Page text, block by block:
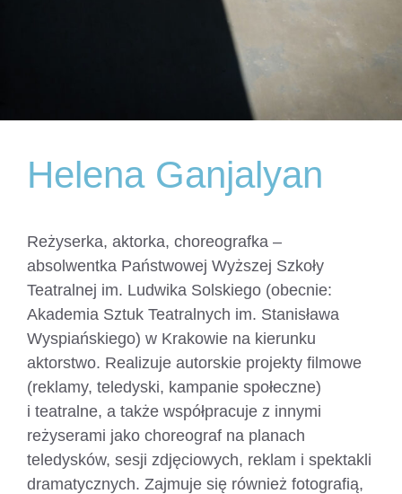
Helena Ganjalyan
Reżyserka, aktorka, choreografka –
absolwentka Państwowej Wyższej Szkoły
Teatralnej im. Ludwika Solskiego (obecnie:
Akademia Sztuk Teatralnych im. Stanisława
Wyspiańskiego) w Krakowie na kierunku
aktorstwo. Realizuje autorskie projekty filmowe
(reklamy, teledyski, kampanie społeczne)
i teatralne, a także współpracuje z innymi
reżyserami jako choreograf na planach
teledysków, sesji zdjęciowych, reklam i spektakli
dramatycznych. Zajmuje się również fotografią,